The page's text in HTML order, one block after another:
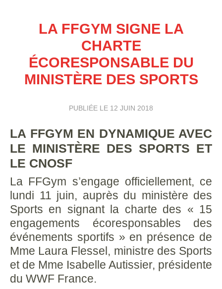
LA FFGYM SIGNE LA
CHARTE
ÉCORESPONSABLE DU
MINISTÈRE DES SPORTS
PUBLIÉE LE 12 JUIN 2018
LA FFGYM EN DYNAMIQUE AVEC
LE MINISTÈRE DES SPORTS ET
LE CNOSF
La FFGym s’engage officiellement, ce
lundi 11 juin, auprès du ministère des
Sports en signant la charte des « 15
engagements écoresponsables des
événements sportifs » en présence de
Mme Laura Flessel, ministre des Sports
et de Mme Isabelle Autissier, présidente
du WWF France.